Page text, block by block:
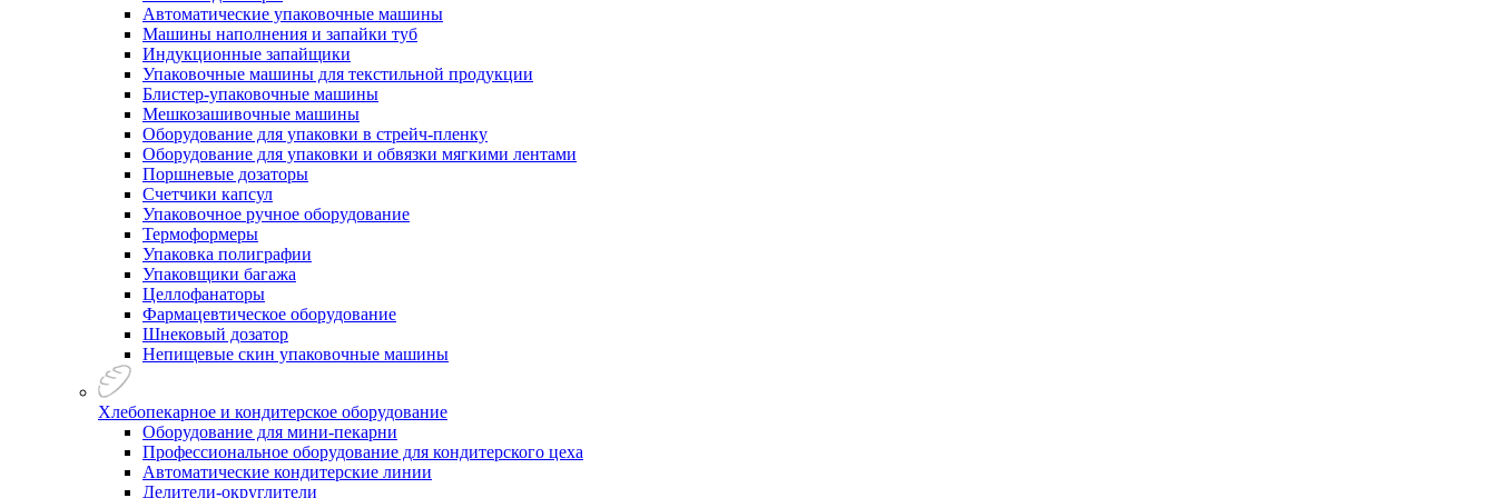
Автоматические упаковочные машины
Машины наполнения и запайки туб
Индукционные запайщики
Упаковочные машины для текстильной продукции
Блистер-упаковочные машины
Мешкозашивочные машины
Оборудование для упаковки в стрейч-пленку
Оборудование для упаковки и обвязки мягкими лентами
Поршневые дозаторы
Счетчики капсул
Упаковочное ручное оборудование
Термоформеры
Упаковка полиграфии
Упаковщики багажа
Целлофанаторы
Фармацевтическое оборудование
Шнековый дозатор
Непищевые скин упаковочные машины
Хлебопекарное и кондитерское оборудование
Оборудование для мини-пекарни
Профессиональное оборудование для кондитерского цеха
Автоматические кондитерские линии
Делители-округлители